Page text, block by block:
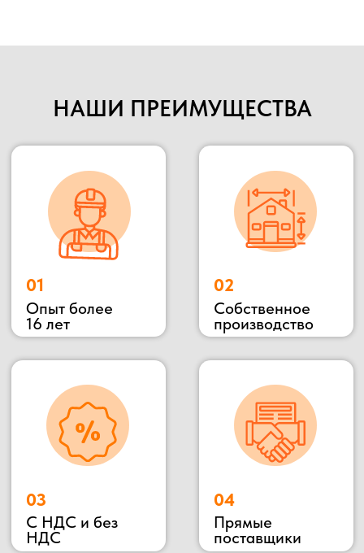
НАШИ ПРЕИМУЩЕСТВА